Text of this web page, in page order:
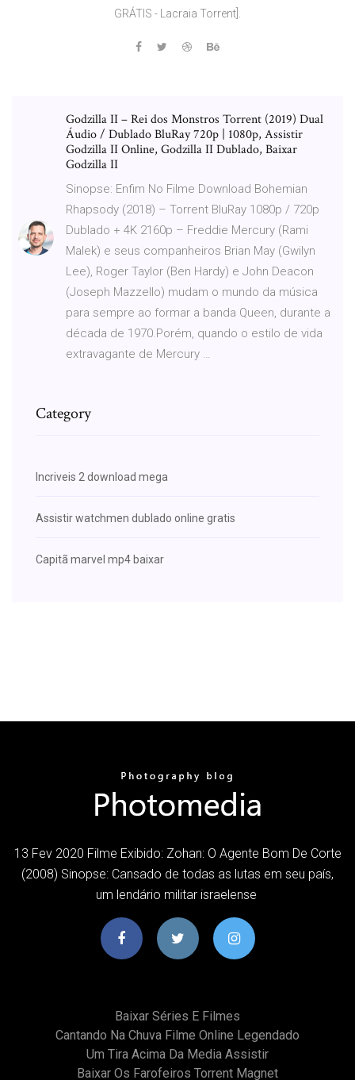
GRÁTIS - Lacraia Torrent].
Godzilla II – Rei dos Monstros Torrent (2019) Dual
Áudio / Dublado BluRay 720p | 1080p, Assistir
Godzilla II Online, Godzilla II Dublado, Baixar
Godzilla II
Sinopse: Enfim No Filme Download Bohemian
Rhapsody (2018) – Torrent BluRay 1080p / 720p
Dublado + 4K 2160p – Freddie Mercury (Rami
Malek) e seus companheiros Brian May (Gwilyn
Lee), Roger Taylor (Ben Hardy) e John Deacon
(Joseph Mazzello) mudam o mundo da música
para sempre ao formar a banda Queen, durante a
década de 1970.Porém, quando o estilo de vida
extravagante de Mercury …
Category
Incriveis 2 download mega
Assistir watchmen dublado online gratis
Capitã marvel mp4 baixar
13 Fev 2020 Filme Exibido: Zohan: O Agente Bom De Corte
(2008) Sinopse: Cansado de todas as lutas em seu país,
um lendário militar israelense
Baixar Séries E Filmes
Cantando Na Chuva Filme Online Legendado
Um Tira Acima Da Media Assistir
Baixar Os Farofeiros Torrent Magnet